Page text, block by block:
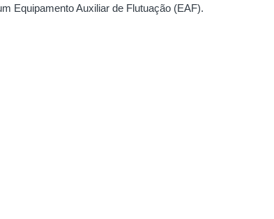
Equipamento Auxiliar de Flutuação (EAF).